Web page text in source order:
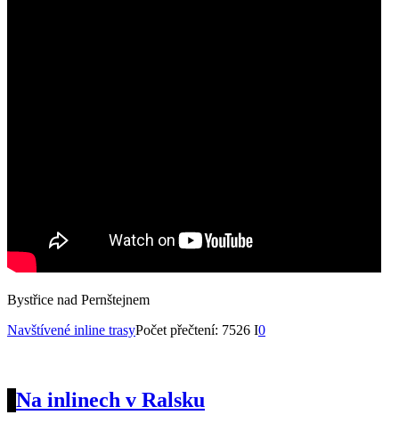
Bystřice nad Pernštejnem
Navštívené inline trasyPočet přečtení: 7526 I0
Na inlinech v Ralsku